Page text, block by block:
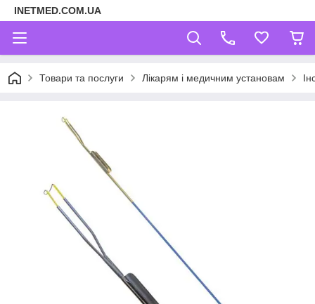
INETMED.COM.UA
Товари та послуги Лікарям і медичним установам